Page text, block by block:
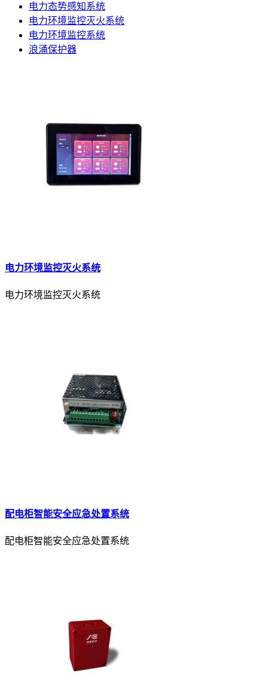
电力态势感知系统
电力环境监控灭火系统
电力环境监控系统
浪涌保护器
电力环境监控灭火系统
电力环境监控灭火系统
配电柜智能安全应急处置系统
配电柜智能安全应急处置系统